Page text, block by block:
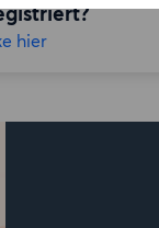
hier